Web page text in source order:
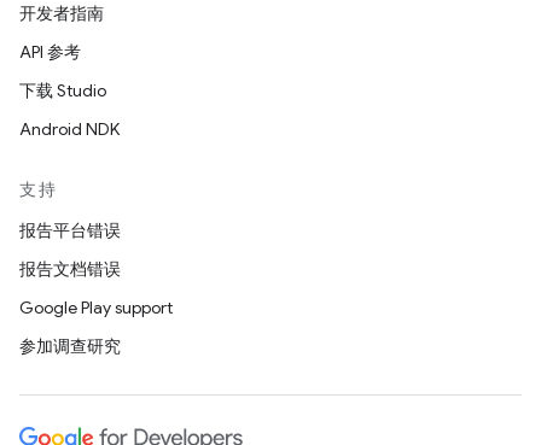
开发者指南
API 参考
下载 Studio
Android NDK
支持
报告平台错误
报告文档错误
Google Play support
参加调查研究